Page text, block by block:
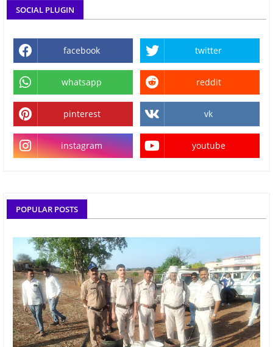
SOCIAL PLUGIN
facebook twitter
whatsapp reddit
pinterest vk
instagram youtube
POPULAR POSTS